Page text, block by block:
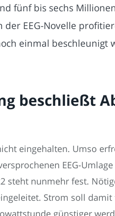
fünf bis sechs
der EEG-Novelle
einmal beschleunigt
beschließt
eingehalten. Umso
EEG-
steht nunmehr fest.
Strom soll
günstiger